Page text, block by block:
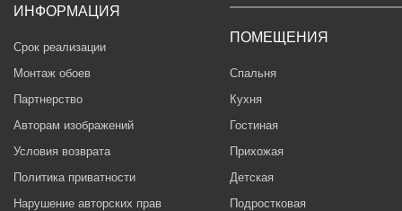
ИНФОРМАЦИЯ
Срок реализации
Монтаж обоев
Партнерство
Авторам изображений
Условия возврата
Политика приватности
Нарушение авторских прав
ПОМЕЩЕНИЯ
Спальня
Кухня
Гостиная
Прихожая
Детская
Подростковая